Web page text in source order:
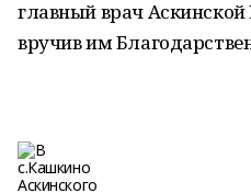
главный врач
вручив им